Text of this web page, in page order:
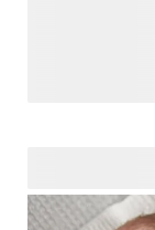
Babys oder ein
Lächeln ins